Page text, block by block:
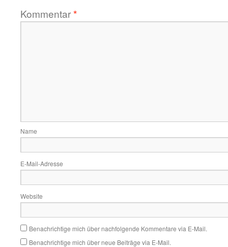
Kommentar*
Name
E-Mail-Adresse
Website
Benachrichtige mich über nachfolgende Kommentare via E-Mail.
Benachrichtige mich über neue Beiträge via E-Mail.